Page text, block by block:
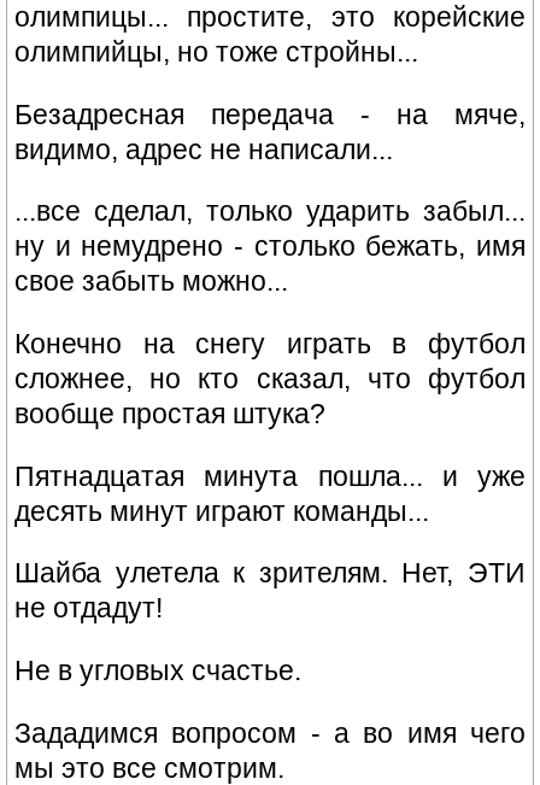
олимпицы... простите, это корейские
олимпийцы, но тоже стройны...
Безадресная передача - на мяче,
видимо, адрес не написали...
...все сделал, только ударить забыл...
ну и немудрено - столько бежать, имя
свое забыть можно...
Конечно на снегу играть в футбол
сложнее, но кто сказал, что футбол
вообще простая штука?
Пятнадцатая минута пошла... и уже
десять минут играют команды...
Шайба улетела к зрителям. Нет, ЭТИ
не отдадут!
Не в угловых счастье.
Зададимся вопросом - а во имя чего
мы это все смотрим.